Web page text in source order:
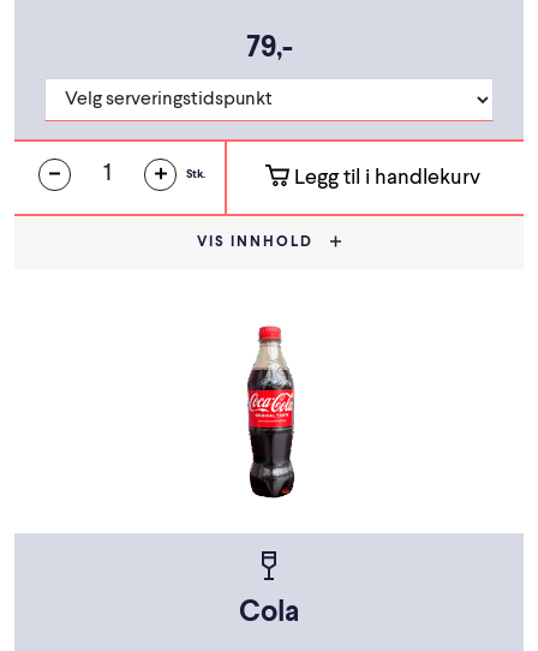
79,-
Stk. Legg til i handlekurv
VIS INNHOLD
Cola